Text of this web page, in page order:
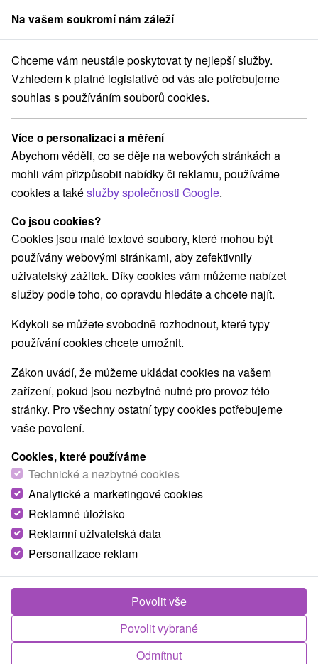
člen skupinySorger
Pobyty na Slovensku Pobyty v akci Západné Slovensko
Pobyty v akci Západné Slovensko
Kategorie
Všechny kategorie
Pobyty v akci(43)
Wellness pobyty(67) Víkendové pobyty(44)
Romantické pobyty
Rodinné pobyty(30)
Vyberte lokalitu nebo termín
Nejprodávanější
1.
Nejoblíbenější pobyt Zdraví: Léčivá síla
Piešťan, bestseller mezi pobyty
Lázně Piešťany - sleva až do 25 % na termíny
Od 2 Nocí
All Inclusive, Polopenze
Tradiční regenerace s lékařskou konzultací,
balíčkem léčebných procedur a neomezeným
vstupem do bazénů.
Na vašem soukromí nám záleží
Chceme vám neustále poskytovat ty nejlepší služby.
Vzhledem k platné legislativě od vás ale potřebujeme
souhlas s používáním souborů cookies.
Více o personalizaci a měření
Abychom věděli, co se děje na webových stránkách a
mohli vám přizpůsobit nabídky či reklamu, používáme
cookies a takéslužby společnosti Google.
Co jsou cookies?
Cookies jsou malé textové soubory, které mohou být
používány webovými stránkami, aby zefektivnily
uživatelský zážitek. Díky cookies vám můžeme nabízet
služby podle toho, co opravdu hledáte a chcete najít.
Kdykoli se můžete svobodně rozhodnout, které typy
používání cookies chcete umožnit.
Zákon uvádí, že můžeme ukládat cookies na vašem
zařízení, pokud jsou nezbytně nutné pro provoz této
stránky. Pro všechny ostatní typy cookies potřebujeme
vaše povolení.
Cookies, které používáme
Technické a nezbytné cookies
Analytické a marketingové cookies
Reklamné úložisko
Reklamní uživatelská data
Personalizace reklam
Odmítnut
Povolit vybrané
Povolit vše